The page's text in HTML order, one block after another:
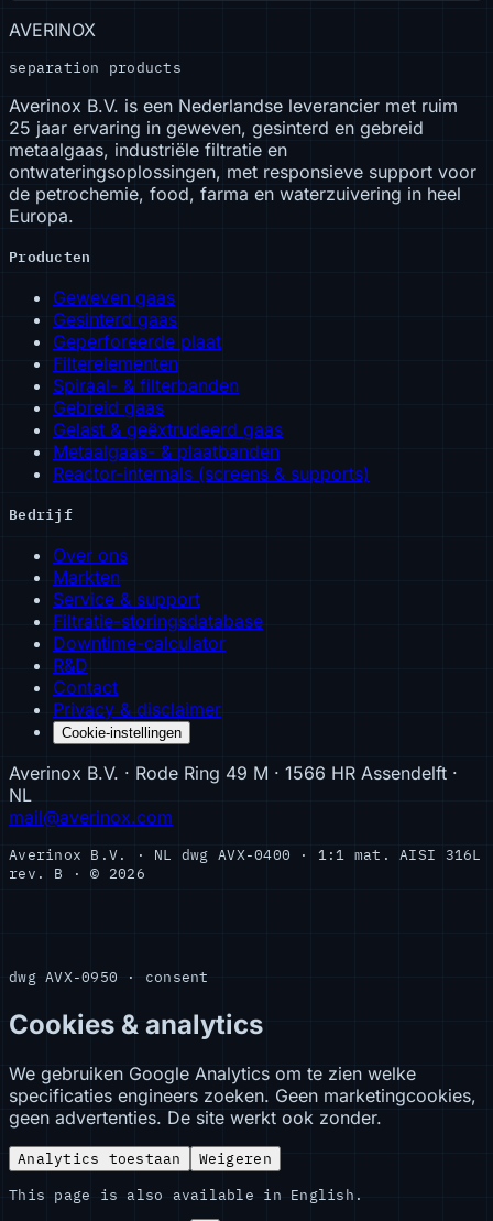
AVERINOX
separation products
Averinox B.V. is een Nederlandse leverancier met ruim
25 jaar ervaring in geweven, gesinterd en gebreid
metaalgaas, industriële filtratie en
ontwateringsoplossingen, met responsieve support voor
de petrochemie, food, farma en waterzuivering in heel
Europa.
Producten
Geweven gaas
Gesinterd gaas
Geperforeerde plaat
Filterelementen
Spiraal- & filterbanden
Gebreid gaas
Gelast & geëxtrudeerd gaas
Metaalgaas- & plaatbanden
Reactor-internals (screens & supports)
Bedrijf
Over ons
Markten
Service & support
Filtratie-storingsdatabase
Downtime-calculator
R&D
Contact
Privacy & disclaimer
Cookie-instellingen
Averinox B.V. · Rode Ring 49 M · 1566 HR Assendelft ·
NL
mail@averinox.com
Averinox B.V. · NL dwg AVX-0400 · 1:1 mat. AISI 316L
rev. B · © 2026
dwg AVX-0950 · consent
Cookies & analytics
We gebruiken Google Analytics om te zien welke
specificaties engineers zoeken. Geen marketingcookies,
geen advertenties. De site werkt ook zonder.
Analytics toestaan
Weigeren
This page is also available in English.